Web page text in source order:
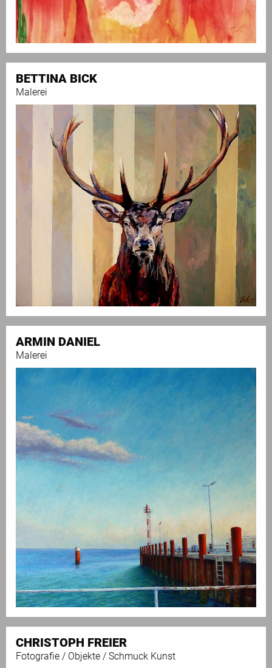
BETTINA BICK
Malerei
ARMIN DANIEL
Malerei
CHRISTOPH FREIER
Fotografie / Objekte / Schmuck Kunst